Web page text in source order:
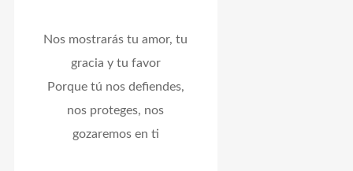
Nos mostrarás tu amor, tu
gracia y tu favor
Porque tú nos defiendes,
nos proteges, nos
gozaremos en ti